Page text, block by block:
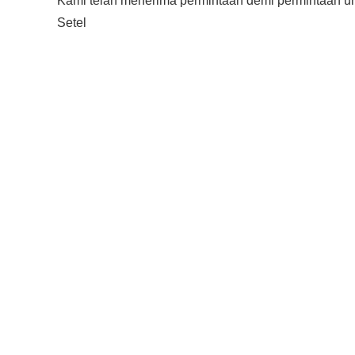
Setel